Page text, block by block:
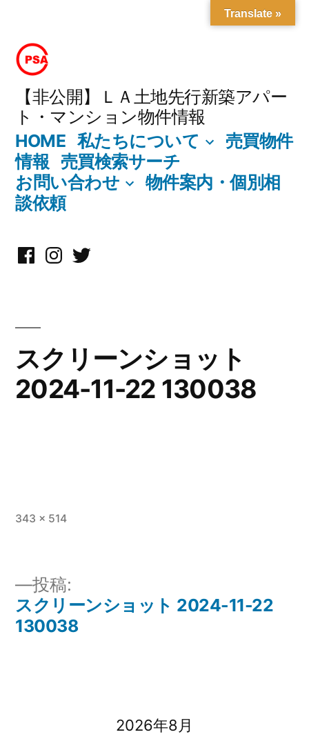
【非公開】ＬＡ土地先行新築アパー
ト・マンション物件情報
HOME 私たちについて
売買物件
情報 売買検索サーチ
お問い合わせ
物件案内・個別相
談依頼
Facebook
Instagram
X
スクリーンショット
2024-11-22 130038
フ
343 × 514
投
投稿:
スクリーンショット 2024-11-22
130038
2026年8月
Translate »